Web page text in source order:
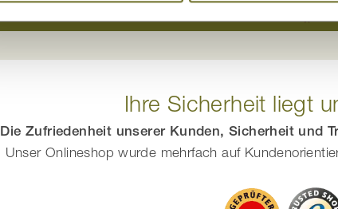
Ihre Sicherheit liegt
Die Zufriedenheit unserer Kunden, Sicherheit und
Unser Onlineshop wurde mehrfach auf